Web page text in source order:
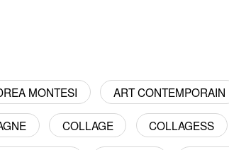
MONTESI ART CONTEMPORAIN
COLLAGE COLLAGESS